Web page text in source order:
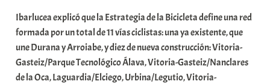
a
t
e
a
Ibarlucea explicó que la Estrategia de la Bicicleta define una red
formada por un total de 11 vías ciclistas: una ya existente, que
une Durana y Arroiabe, y diez de nueva construcción: Vitoria-
Gasteiz/Parque Tecnológico Álava, Vitoria-Gasteiz/Nanclares
de la Oca, Laguardia/Elciego, Urbina/Legutio, Vitoria-